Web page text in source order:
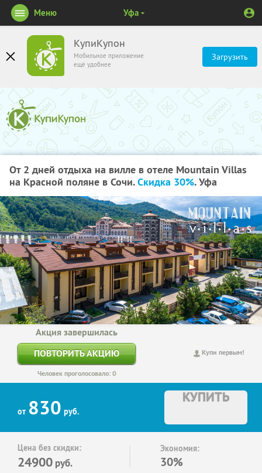
КупиКупон
Мобильное приложение
ещё удобнее
Загрузить
Меню Уфа
От 2 дней отдыха на вилле в отеле Mountain Villas
на Красной поляне в Сочи.Скидка 30%. Уфа
Купи первым!
Акция завершилась
ПОВТОРИТЬ АКЦИЮ
Человек проголосовало: 0
от 830 руб.
КУПИТЬ
Цена без скидки:
24900 руб.
Экономия:
30%